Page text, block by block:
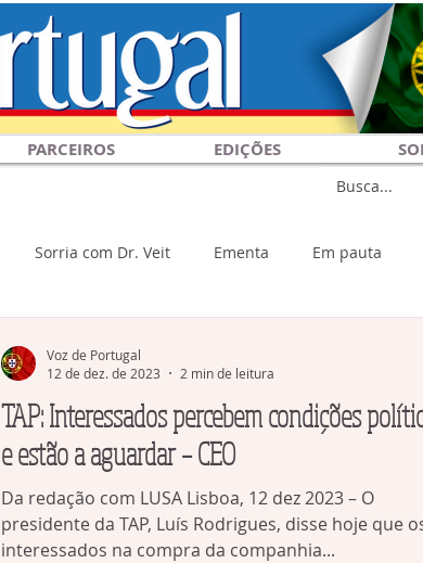
PARCEIROS EDIÇÕES
Sorria com Dr. Veit Ementa Em pauta
TAP: Interessados percebem condições
e estão a aguardar – CEO
Da redação com LUSA Lisboa, 12 dez 2023 – O
presidente da TAP, Luís Rodrigues, disse hoje que
interessados na compra da companhia...
Voz de Portugal
12 de dez. de 2023
2 min de leitura